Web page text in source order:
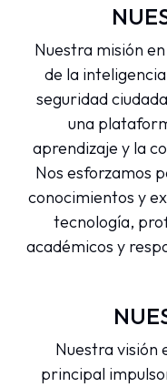
Nuestra misión
de la
seguridad
una
aprendizaje y la
Nos esforzamos
conocimientos y
tecnología,
académicos y
Nuestra visión
principal